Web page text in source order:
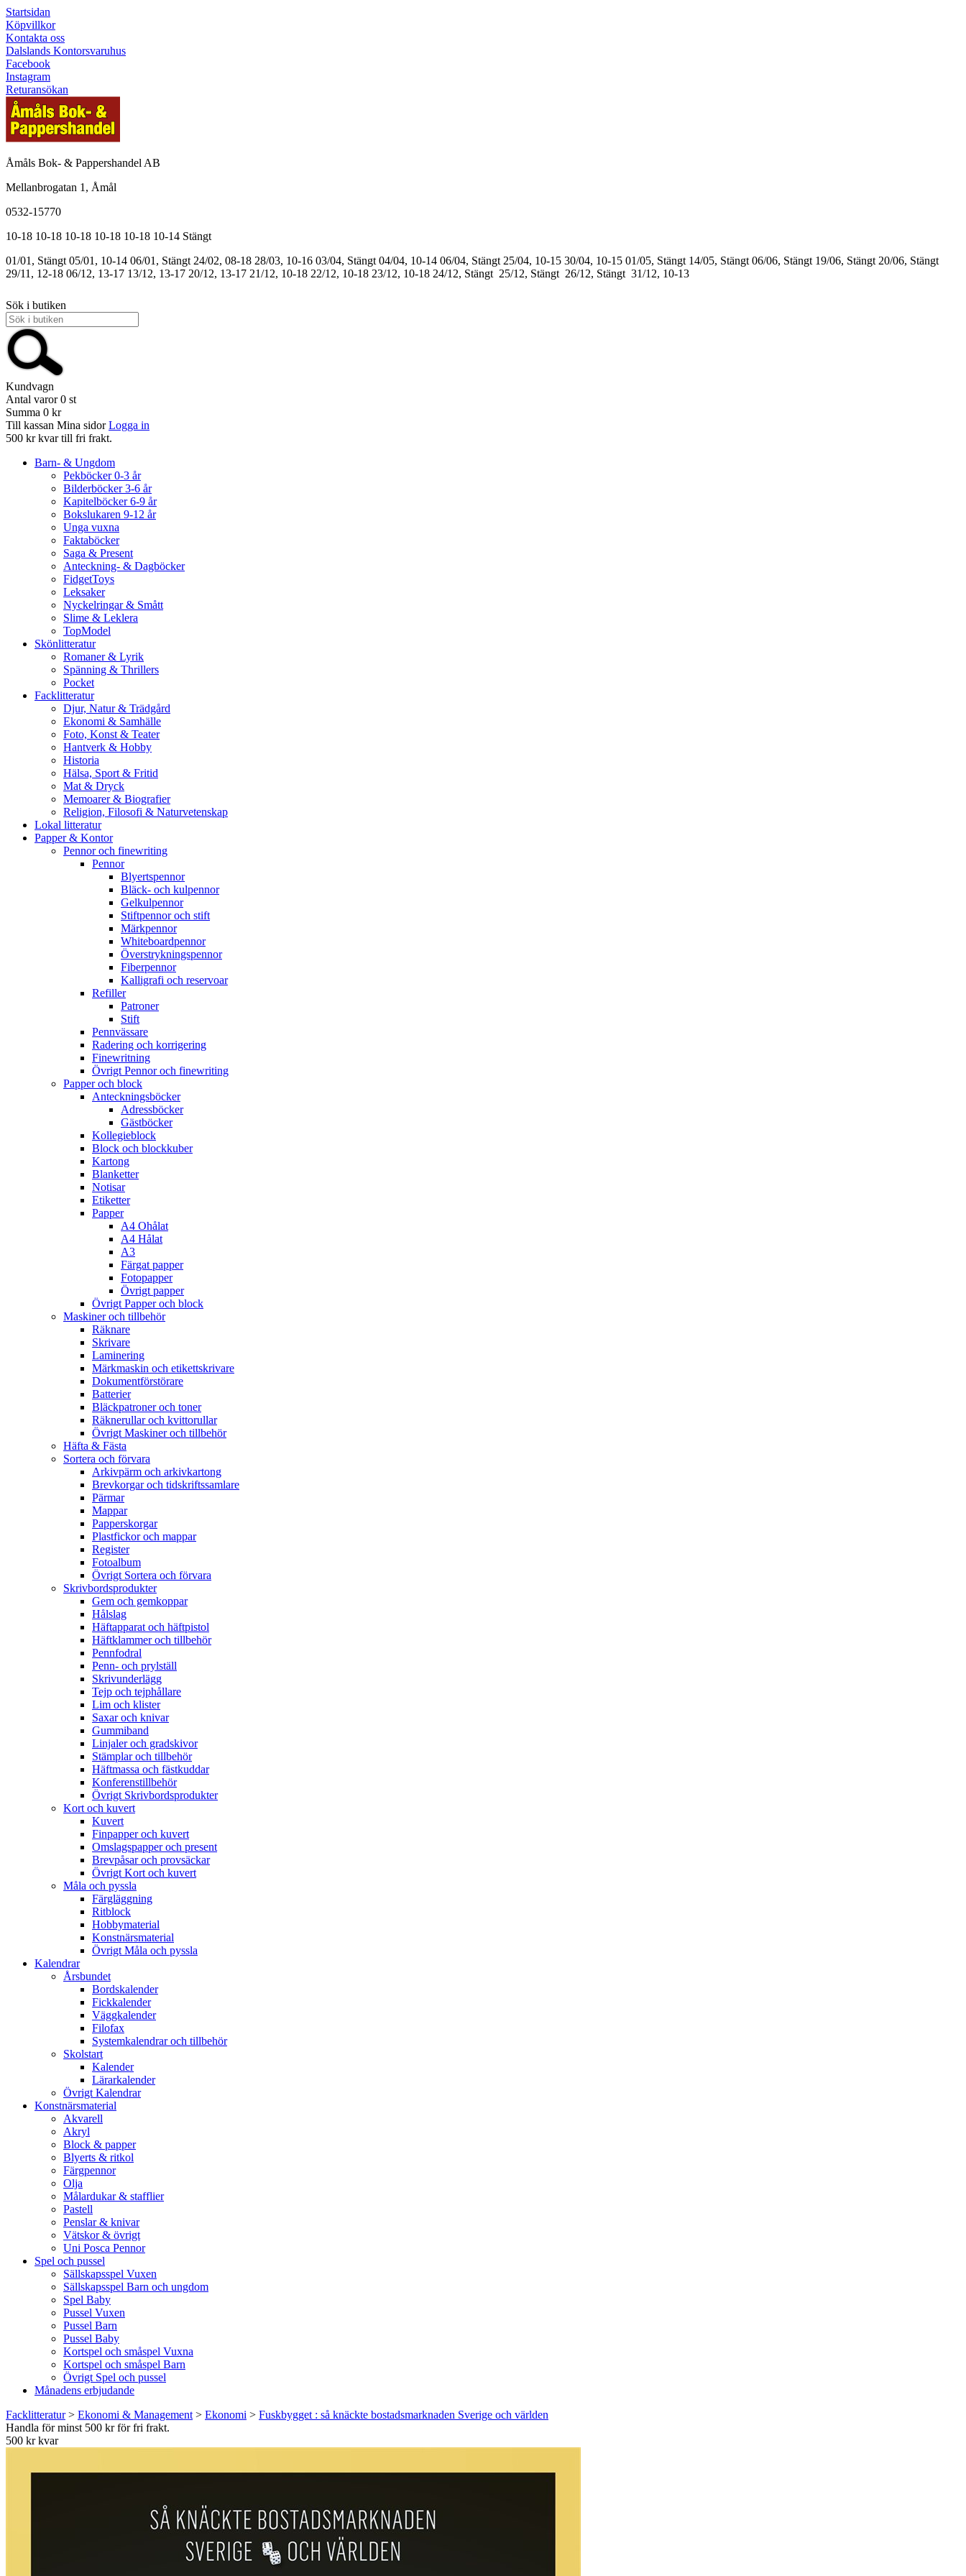
Startsidan
Köpvillkor
Kontakta oss
Dalslands Kontorsvaruhus
Facebook
Instagram
Returansökan
Åmåls Bok- & Pappershandel AB
Mellanbrogatan 1, Åmål
0532-15770
10-18 10-18 10-18 10-18 10-18 10-14 Stängt
01/01, Stängt 05/01, 10-14 06/01, Stängt 24/02, 08-18 28/03, 10-16 03/04, Stängt 04/04, 10-14 06/04, Stängt 25/04, 10-15 30/04, 10-15 01/05, Stängt 14/05, Stängt 06/06, Stängt 19/06, Stängt 20/06, Stängt
29/11, 12-18 06/12, 13-17 13/12, 13-17 20/12, 13-17 21/12, 10-18 22/12, 10-18 23/12, 10-18 24/12, Stängt 25/12, Stängt 26/12, Stängt 31/12, 10-13
Sök i butiken
Kundvagn
Antal varor 0 st
Summa 0 kr
Till kassan Mina sidor Logga in
500 kr kvar till fri frakt.
Barn- & Ungdom
Pekböcker 0-3 år
Bilderböcker 3-6 år
Kapitelböcker 6-9 år
Bokslukaren 9-12 år
Unga vuxna
Faktaböcker
Saga & Present
Anteckning- & Dagböcker
FidgetToys
Leksaker
Nyckelringar & Smått
Slime & Leklera
TopModel
Skönlitteratur
Romaner & Lyrik
Spänning & Thrillers
Pocket
Facklitteratur
Djur, Natur & Trädgård
Ekonomi & Samhälle
Foto, Konst & Teater
Hantverk & Hobby
Historia
Hälsa, Sport & Fritid
Mat & Dryck
Memoarer & Biografier
Religion, Filosofi & Naturvetenskap
Lokal litteratur
Papper & Kontor
Pennor och finewriting
Pennor
Blyertspennor
Bläck- och kulpennor
Gelkulpennor
Stiftpennor och stift
Märkpennor
Whiteboardpennor
Överstrykningspennor
Fiberpennor
Kalligrafi och reservoar
Refiller
Patroner
Stift
Pennvässare
Radering och korrigering
Finewritning
Övrigt Pennor och finewriting
Papper och block
Anteckningsböcker
Adressböcker
Gästböcker
Kollegieblock
Block och blockkuber
Kartong
Blanketter
Notisar
Etiketter
Papper
A4 Ohålat
A4 Hålat
A3
Färgat papper
Fotopapper
Övrigt papper
Övrigt Papper och block
Maskiner och tillbehör
Räknare
Skrivare
Laminering
Märkmaskin och etikettskrivare
Dokumentförstörare
Batterier
Bläckpatroner och toner
Räknerullar och kvittorullar
Övrigt Maskiner och tillbehör
Häfta & Fästa
Sortera och förvara
Arkivpärm och arkivkartong
Brevkorgar och tidskriftssamlare
Pärmar
Mappar
Papperskorgar
Plastfickor och mappar
Register
Fotoalbum
Övrigt Sortera och förvara
Skrivbordsprodukter
Gem och gemkoppar
Hålslag
Häftapparat och häftpistol
Häftklammer och tillbehör
Pennfodral
Penn- och prylställ
Skrivunderlägg
Tejp och tejphållare
Lim och klister
Saxar och knivar
Gummiband
Linjaler och gradskivor
Stämplar och tillbehör
Häftmassa och fästkuddar
Konferenstillbehör
Övrigt Skrivbordsprodukter
Kort och kuvert
Kuvert
Finpapper och kuvert
Omslagspapper och present
Brevpåsar och provsäckar
Övrigt Kort och kuvert
Måla och pyssla
Färgläggning
Ritblock
Hobbymaterial
Konstnärsmaterial
Övrigt Måla och pyssla
Kalendrar
Årsbundet
Bordskalender
Fickkalender
Väggkalender
Filofax
Systemkalendrar och tillbehör
Skolstart
Kalender
Lärarkalender
Övrigt Kalendrar
Konstnärsmaterial
Akvarell
Akryl
Block & papper
Blyerts & ritkol
Färgpennor
Olja
Målardukar & stafflier
Pastell
Penslar & knivar
Vätskor & övrigt
Uni Posca Pennor
Spel och pussel
Sällskapsspel Vuxen
Sällskapsspel Barn och ungdom
Spel Baby
Pussel Vuxen
Pussel Barn
Pussel Baby
Kortspel och småspel Vuxna
Kortspel och småspel Barn
Övrigt Spel och pussel
Månadens erbjudande
Facklitteratur> Ekonomi & Management > Ekonomi > Fuskbygget : så knäckte bostadsmarknaden Sverige och världen
Handla för minst 500 kr för fri frakt.
500 kr kvar